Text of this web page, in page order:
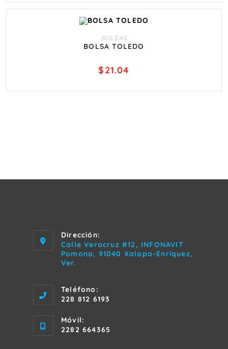
AÑADIR AL CARRITO
BOLSAS
BOLSA TOLEDO
$21.04
Dirección:
Calle Veracruz #12, INFONAVIT
Pomona, 91040 Xalapa-Enríquez,
Ver.
Teléfono:
228 812 6193
Móvil:
2282 664365